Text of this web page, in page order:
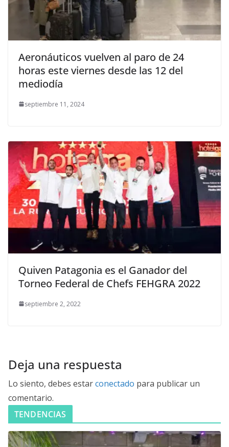
Aeronáuticos vuelven al paro de 24
horas este viernes desde las 12 del
mediodía
septiembre 11, 2024
Quiven Patagonia es el Ganador del
Torneo Federal de Chefs FEHGRA 2022
septiembre 2, 2022
Deja una respuesta
Lo siento, debes estarconectado para publicar un
comentario.
TENDENCIAS